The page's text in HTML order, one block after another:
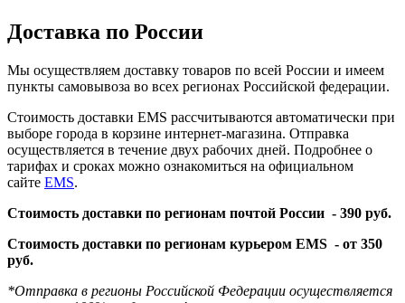
Доставка по России
Мы осуществляем доставку товаров по всей России и имеем
пункты самовывоза во всех регионах Российской федерации.
Стоимость доставки EMS рассчитываются автоматически при
выборе города в корзине интернет-магазина. Отправка
осуществляется в течение двух рабочих дней. Подробнее о
тарифах и сроках можно ознакомиться на официальном
сайте EMS.
Стоимость доставки по регионам почтой России - 390 руб.
Стоимость доставки по регионам курьером EMS - от 350
руб.
*Отправка в регионы Российской Федерации осуществляется